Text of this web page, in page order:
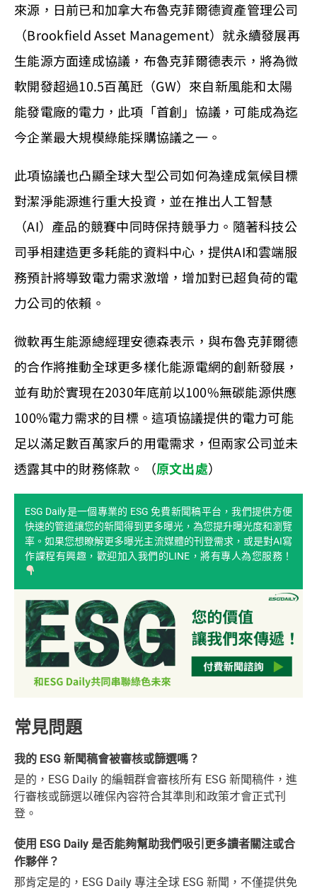
來源，日前已和加拿大布魯克菲爾德資產管理公司
（Brookfield Asset Management）就永續發展再
生能源方面達成協議，布魯克菲爾德表示，將為微
軟開發超過10.5百萬瓩（GW）來自新風能和太陽
能發電廠的電力，此項「首創」協議，可能成為迄
今企業最大規模綠能採購協議之一。
此項協議也凸顯全球大型公司如何為達成氣候目標
對潔淨能源進行重大投資，並在推出人工智慧
（AI）產品的競賽中同時保持競爭力。隨著科技公
司爭相建造更多耗能的資料中心，提供AI和雲端服
務預計將導致電力需求激增，增加對已超負荷的電
力公司的依賴。
微軟再生能源總經理安德森表示，與布魯克菲爾德
的合作將推動全球更多樣化能源電網的創新發展，
並有助於實現在2030年底前以100%無碳能源供應
100%電力需求的目標。這項協議提供的電力可能
足以滿足數百萬家戶的用電需求，但兩家公司並未
透露其中的財務條款。（原文出處）
ESG Daily是一個專業的 ESG 免費新聞稿平台，我們提供方便
快速的管道讓您的新聞得到更多曝光，為您提升曝光度和瀏覽
率。如果您想瞭解更多曝光主流媒體的刊登需求，或是對AI寫
作課程有興趣，歡迎加入我們的LINE，將有專人為您服務！
常見問題
我的 ESG 新聞稿會被審核或篩選嗎？
是的，ESG Daily 的編輯群會審核所有 ESG 新聞稿件，進
行審核或篩選以確保內容符合其準則和政策才會正式刊
登。
使用 ESG Daily 是否能夠幫助我們吸引更多讀者關注或合
作夥伴？
那肯定是的，ESG Daily 專注全球 ESG 新聞，不僅提供免